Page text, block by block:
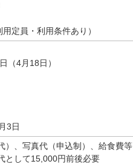
定員・利用条件あり）
（4月18日）
3日
）、写真代（申込制）、給食費等
として15,000円前後必要